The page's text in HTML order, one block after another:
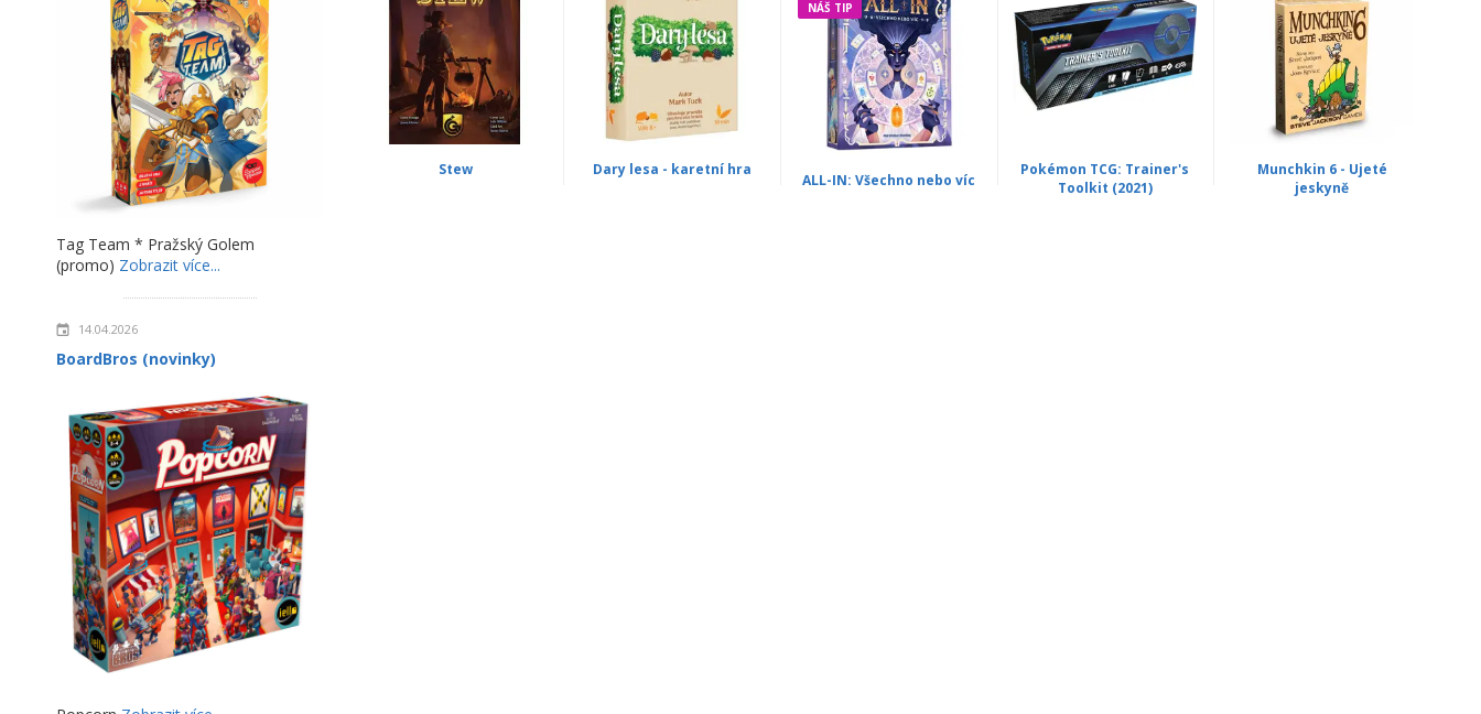
Tag Team * Pražský Golem
(promo) Zobrazit více...
14.04.2026
BoardBros (novinky)
Stew Dary lesa - karetní hra
NÁŠ TIP
ALL-IN: Všechno nebo víc
Pokémon TCG: Trainer's
Toolkit (2021)
Munchkin 6 - Ujeté
jeskyně